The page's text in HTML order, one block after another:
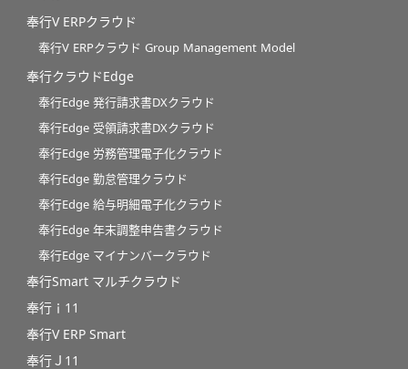
奉行V ERPクラウド
奉行V ERPクラウド Group Management Model
奉行クラウドEdge
奉行Edge 発行請求書DXクラウド
奉行Edge 受領請求書DXクラウド
奉行Edge 労務管理電子化クラウド
奉行Edge 勤怠管理クラウド
奉行Edge 給与明細電子化クラウド
奉行Edge 年末調整申告書クラウド
奉行Edge マイナンバークラウド
奉行Smart マルチクラウド
奉行ｉ11
奉行V ERP Smart
奉行Ｊ11